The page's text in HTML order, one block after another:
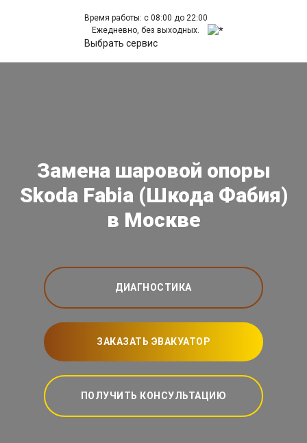
Время работы: с 08:00 до 22:00
Ежедневно, без выходных.
Выбрать сервис
Замена шаровой опоры
Skoda Fabia (Шкода Фабия)
в Москве
ДИАГНОСТИКА
ЗАКАЗАТЬ ЭВАКУАТОР
ПОЛУЧИТЬ КОНСУЛЬТАЦИЮ